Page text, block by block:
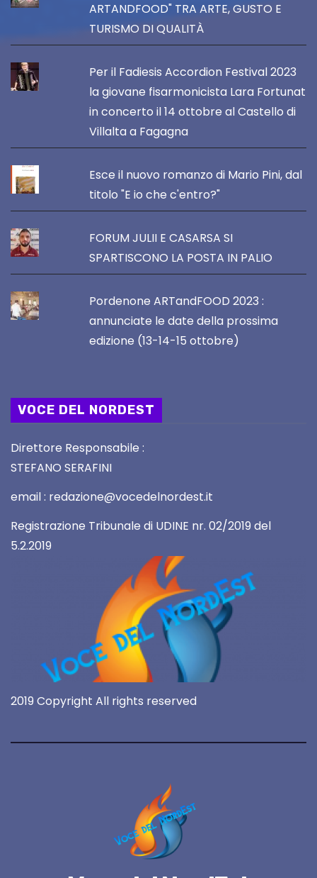
ARTANDFOOD" TRA ARTE, GUSTO E
TURISMO DI QUALITÀ
Per il Fadiesis Accordion Festival 2023
la giovane fisarmonicista Lara Fortunat
in concerto il 14 ottobre al Castello di
Villalta a Fagagna
Esce il nuovo romanzo di Mario Pini, dal
titolo "E io che c'entro?"
FORUM JULII E CASARSA SI
SPARTISCONO LA POSTA IN PALIO
Pordenone ARTandFOOD 2023 :
annunciate le date della prossima
edizione (13-14-15 ottobre)
VOCE DEL NORDEST
Direttore Responsabile :
STEFANO SERAFINI
email : redazione@vocedelnordest.it
Registrazione Tribunale di UDINE nr. 02/2019 del
5.2.2019
2019 Copyright All rights reserved